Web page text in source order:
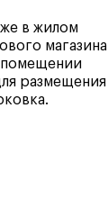
в жилом
магазина
помещении
размещения